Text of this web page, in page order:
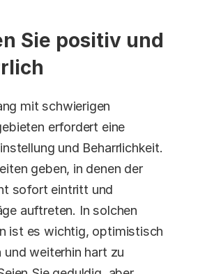
Sie positiv und
mit schwierigen
erfordert eine
und Beharrlichkeit.
geben, in denen der
sofort eintritt und
auftreten. In solchen
ist es wichtig, optimistisch
und weiterhin hart zu